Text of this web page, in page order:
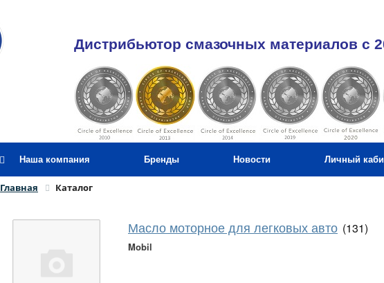
Дистрибьютор смазочных материалов c
Наша компания Бренды Новости Личный
Главная Каталог
Масло моторное для легковых авто (131)
Mobil